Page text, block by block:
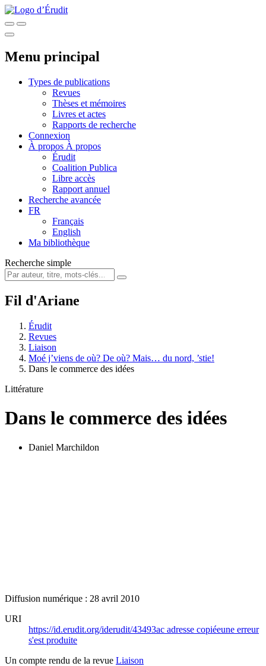
Menu principal
Types de publications
Revues
Thèses et mémoires
Livres et actes
Rapports de recherche
Connexion
À propos À propos
Érudit
Coalition Publica
Libre accès
Rapport annuel
Recherche avancée
FR
Français
English
Ma bibliothèque
Recherche simple
Fil d'Ariane
Érudit
Revues
Liaison
Moé j’viens de où? De où? Mais… du nord, ’stie!
Dans le commerce des idées
Littérature
Dans le commerce des idées
Daniel Marchildon
Diffusion numérique : 28 avril 2010
URI
https://id.erudit.org/iderudit/43493ac adresse copiéeune erreur
s'est produite
Un compte rendu de la revue Liaison